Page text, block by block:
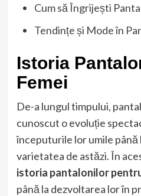
Cum să Îngrijești
Tendințe și Mode în
Istoria
Femei
De-a lungul timpului,
cunoscut o evoluție
începuturile lor umile până
varietatea de astăzi. În
istoria pantalonilor
până la dezvoltarea lor în